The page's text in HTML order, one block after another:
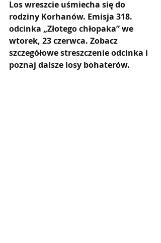
Los wreszcie uśmiecha się do
rodziny Korhanów. Emisja 318.
odcinka „Złotego chłopaka” we
wtorek, 23 czerwca. Zobacz
szczegółowe streszczenie odcinka i
poznaj dalsze losy bohaterów.